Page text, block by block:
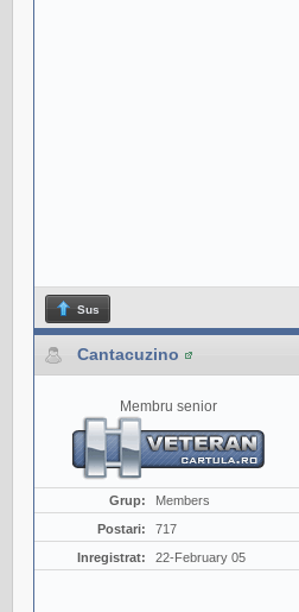
Sus
Cantacuzino
Membru senior
Grup:
Members
Postari:
717
Inregistrat:
22-February 05